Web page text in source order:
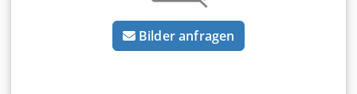
Bilder anfragen